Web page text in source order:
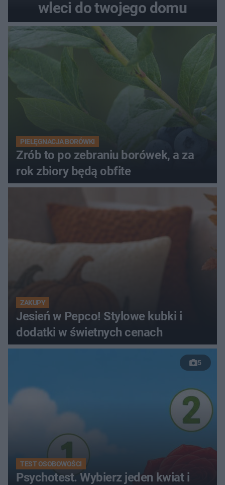
wleci do twojego domu
PIELĘGNACJA BORÓWKI
Zrób to po zebraniu borówek, a za
rok zbiory będą obfite
ZAKUPY
Jesień w Pepco! Stylowe kubki i
dodatki w świetnych cenach
5
TEST OSOBOWOŚCI
Psychotest. Wybierz jeden kwiat i